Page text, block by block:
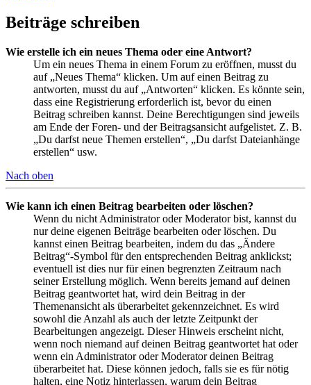
Beiträge schreiben
Wie erstelle ich ein neues Thema oder eine Antwort?
Um ein neues Thema in einem Forum zu eröffnen, musst du
auf „Neues Thema“ klicken. Um auf einen Beitrag zu
antworten, musst du auf „Antworten“ klicken. Es könnte sein,
dass eine Registrierung erforderlich ist, bevor du einen
Beitrag schreiben kannst. Deine Berechtigungen sind jeweils
am Ende der Foren- und der Beitragsansicht aufgelistet. Z. B.
„Du darfst neue Themen erstellen“, „Du darfst Dateianhänge
erstellen“ usw.
Nach oben
Wie kann ich einen Beitrag bearbeiten oder löschen?
Wenn du nicht Administrator oder Moderator bist, kannst du
nur deine eigenen Beiträge bearbeiten oder löschen. Du
kannst einen Beitrag bearbeiten, indem du das „Ändere
Beitrag“-Symbol für den entsprechenden Beitrag anklickst;
eventuell ist dies nur für einen begrenzten Zeitraum nach
seiner Erstellung möglich. Wenn bereits jemand auf deinen
Beitrag geantwortet hat, wird dein Beitrag in der
Themenansicht als überarbeitet gekennzeichnet. Es wird
sowohl die Anzahl als auch der letzte Zeitpunkt der
Bearbeitungen angezeigt. Dieser Hinweis erscheint nicht,
wenn noch niemand auf deinen Beitrag geantwortet hat oder
wenn ein Administrator oder Moderator deinen Beitrag
überarbeitet hat. Diese können jedoch, falls sie es für nötig
halten, eine Notiz hinterlassen, warum dein Beitrag